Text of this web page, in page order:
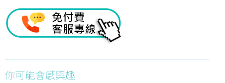
你可能會感興趣